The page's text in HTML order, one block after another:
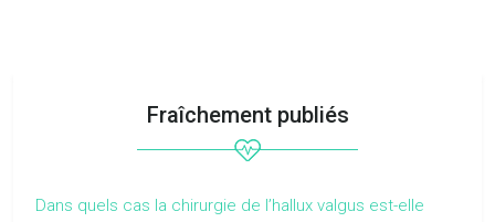
Fraîchement publiés
Dans quels cas la chirurgie de l’hallux valgus est-elle